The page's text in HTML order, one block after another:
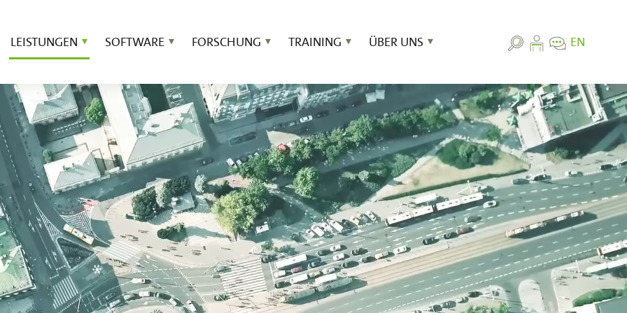
EN
LEISTUNGEN SOFTWARE FORSCHUNG TRAINING ÜBER UNS